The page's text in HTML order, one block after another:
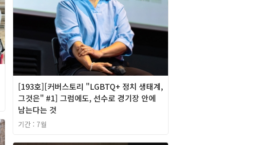
[193호][커버스토리 "LGBTQ+ 정치 생태계,
그것은" #1] 그럼에도, 선수로 경기장 안에
남는다는 것
기간 : 7월